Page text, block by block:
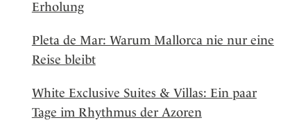
Erholung
Pleta de Mar: Warum Mallorca nie nur eine
Reise bleibt
White Exclusive Suites & Villas: Ein paar
Tage im Rhythmus der Azoren